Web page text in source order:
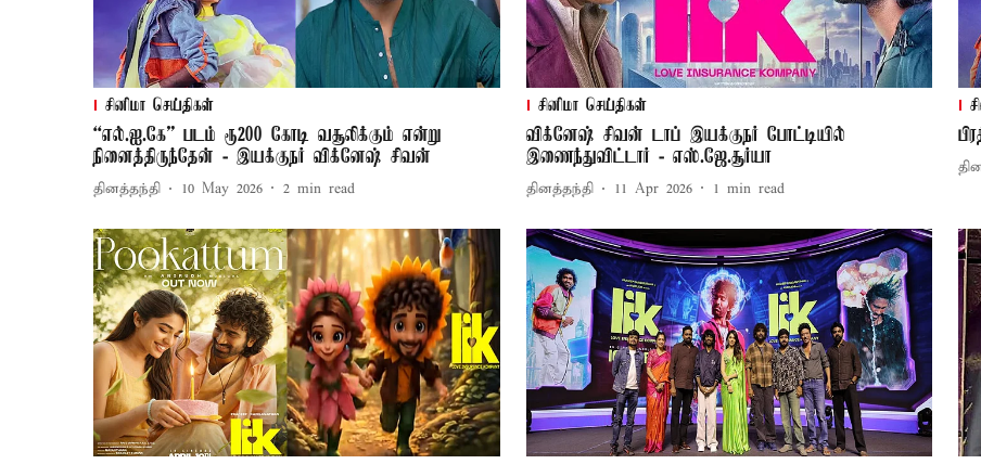
சினிமா செய்திகள்
“எல்.ஐ.கே” படம் ரூ200 கோடி வசூலிக்கும் என்று
நினைத்திருந்தேன் - இயக்குநர் விக்னேஷ் சிவன்
தினத்தந்தி 10 May 2026 2 min read
சினிமா செய்திகள்
விக்னேஷ் சிவன் டாப் இயக்குநர் போட்டியில்
இணைந்துவிட்டார் - எஸ்.ஜே.சூர்யா
தினத்தந்தி 11 Apr 2026 1 min read